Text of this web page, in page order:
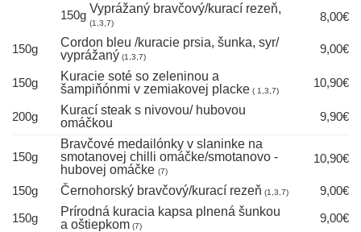
150g Vyprážaný bravčový/kurací rezeň,
(1,3,7) 8,00€
150g
Cordon bleu /kuracie prsia, šunka, syr/
vyprážaný (1,3,7)
9,00€
150g
Kuracie soté so zeleninou a
šampiňónmi v zemiakovej placke ( 1,3,7)
10,90€
200g
Kurací steak s nivovou/ hubovou
omáčkou
9,90€
150g
Bravčové medailónky v slaninke na
smotanovej chilli omáčke/smotanovo -
hubovej omáčke (7)
10,90€
150g Černohorský bravčový/kurací rezeň (1,3,7)
9,00€
150g
Prírodná kuracia kapsa plnená šunkou
a oštiepkom (7)
9,00€